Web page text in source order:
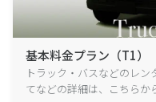
基本料金プラン（T1）
トラック・バスなどのレ
てなどの詳細は、こちらか